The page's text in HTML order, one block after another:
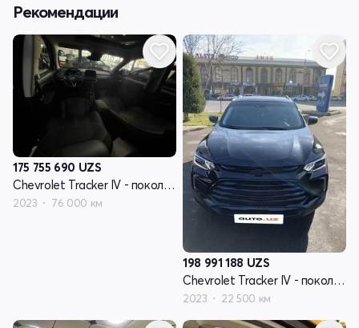
Рекомендации
175 755 690 UZS
Chevrolet Tracker IV - поколение
2023 76 000 км
198 991 188 UZS
Chevrolet Tracker IV - поколение
2023 22 500 км